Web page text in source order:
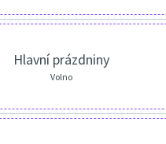
Hlavní prázdniny
Volno